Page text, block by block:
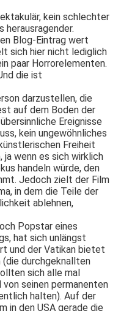
kein schlechter
herausragender.
Blog-Eintrag wert
sich hier nicht lediglich
paar Horrorelementen.
die ist
darzustellen, die
auf dem Boden der
Ereignisse
kein ungewöhnliches
Freiheit
ja wenn es sich wirklich
handeln würde, den
Jedoch zielt der Film
in dem die Teile der
ablehnen,
Popstar eines
hat sich unlängst
und der Vatikan bietet
(die durchgeknallten
sich alle mal
seinen permanenten
halten). Auf der
in den USA gerade die